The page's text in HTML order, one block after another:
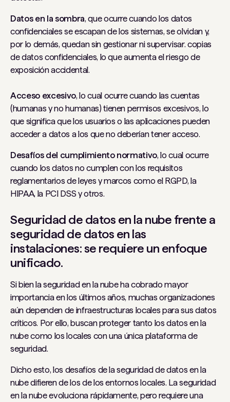
Datos en la sombra, que ocurre cuando los datos
confidenciales se escapan de los sistemas, se olvidan y,
por lo demás, quedan sin gestionar ni supervisar. copias
de datos confidenciales, lo que aumenta el riesgo de
exposición accidental.
Acceso excesivo, lo cual ocurre cuando las cuentas
(humanas y no humanas) tienen permisos excesivos, lo
que significa que los usuarios o las aplicaciones pueden
acceder a datos a los que no deberían tener acceso.
Desafíos del cumplimiento normativo, lo cual ocurre
cuando los datos no cumplen con los requisitos
reglamentarios de leyes y marcos como el RGPD, la
HIPAA, la PCI DSS y otros.
Seguridad de datos en la nube frente a
seguridad de datos en las
instalaciones: se requiere un enfoque
unificado.
Si bien la seguridad en la nube ha cobrado mayor
importancia en los últimos años, muchas organizaciones
aún dependen de infraestructuras locales para sus datos
críticos. Por ello, buscan proteger tanto los datos en la
nube como los locales con una única plataforma de
seguridad.
Dicho esto, los desafíos de la seguridad de datos en la
nube difieren de los de los entornos locales. La seguridad
en la nube evoluciona rápidamente, pero requiere una